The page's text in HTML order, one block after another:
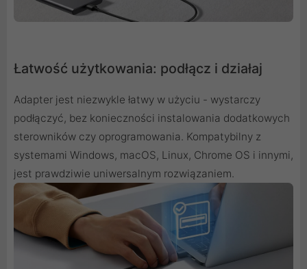
Łatwość użytkowania: podłącz i działaj
Adapter jest niezwykle łatwy w użyciu - wystarczy
podłączyć, bez konieczności instalowania dodatkowych
sterowników czy oprogramowania. Kompatybilny z
systemami Windows, macOS, Linux, Chrome OS i innymi,
jest prawdziwie uniwersalnym rozwiązaniem.